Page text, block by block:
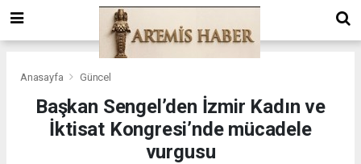
Anasayfa Güncel
Başkan Sengel’den İzmir Kadın ve
İktisat Kongresi’nde mücadele
vurgusu